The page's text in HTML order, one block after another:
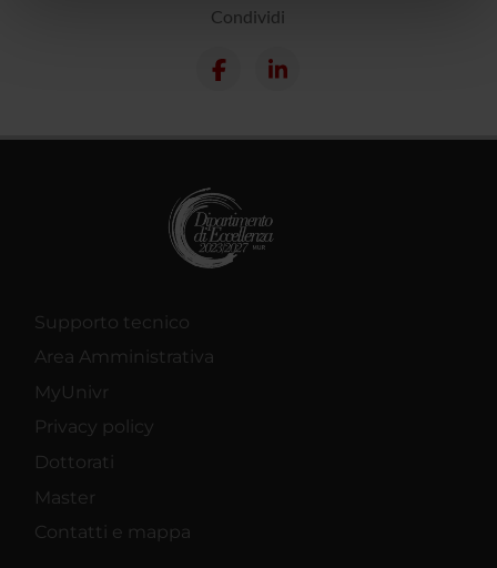
nostri partner che si occupano di analisi dei dati web,
con altre informazioni che hai fornito loro o che hanno
Condividi
Supporto tecnico
Area Amministrativa
MyUnivr
Privacy policy
Dottorati
Master
Contatti e mappa